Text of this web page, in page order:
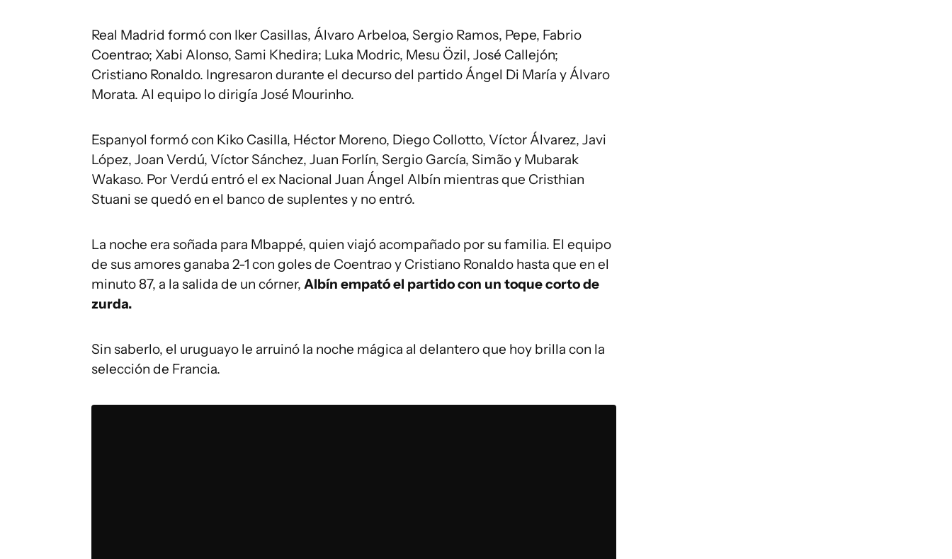
Real Madrid formó con Iker Casillas, Álvaro Arbeloa, Sergio Ramos, Pepe, Fabrio
Coentrao; Xabi Alonso, Sami Khedira; Luka Modric, Mesu Özil, José Callejón;
Cristiano Ronaldo. Ingresaron durante el decurso del partido Ángel Di María y Álvaro
Morata. Al equipo lo dirigía José Mourinho.
Espanyol formó con Kiko Casilla, Héctor Moreno, Diego Collotto, Víctor Álvarez, Javi
López, Joan Verdú, Víctor Sánchez, Juan Forlín, Sergio García, Simão y Mubarak
Wakaso. Por Verdú entró el ex Nacional Juan Ángel Albín mientras que Cristhian
Stuani se quedó en el banco de suplentes y no entró.
La noche era soñada para Mbappé, quien viajó acompañado por su familia. El equipo
de sus amores ganaba 2-1 con goles de Coentrao y Cristiano Ronaldo hasta que en el
minuto 87, a la salida de un córner, Albín empató el partido con un toque corto de
zurda.
Sin saberlo, el uruguayo le arruinó la noche mágica al delantero que hoy brilla con la
selección de Francia.